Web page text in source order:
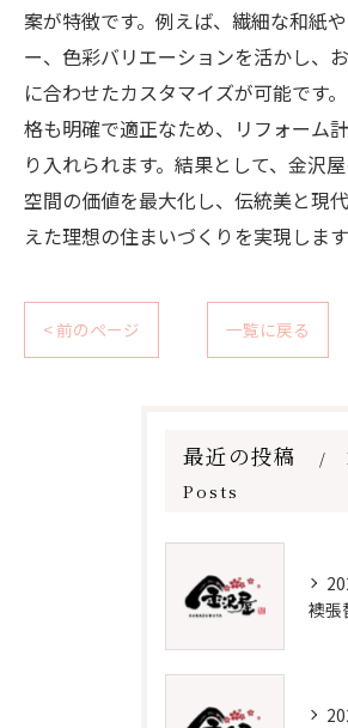
案が特徴です。例えば、繊細な和紙
ー、色彩バリエーションを活かし、
に合わせたカスタマイズが可能です
格も明確で適正なため、リフォーム
り入れられます。結果として、金沢
空間の価値を最大化し、伝統美と現
えた理想の住まいづくりを実現します
< 前のページ 一覧に戻る
最近の投稿
Posts